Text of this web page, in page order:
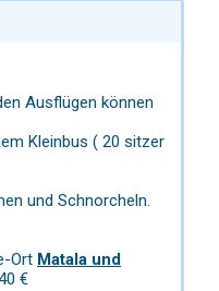
Ausflügen können
Kleinbus ( 20 sitzer
und Schnorcheln.
Ort Matala und
€